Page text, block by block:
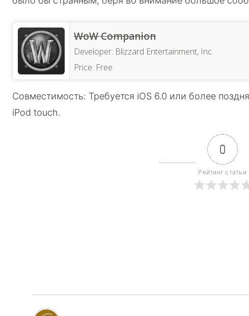
‎WoW Companion
Developer: Blizzard Entertainment, Inc.
Price: Free
Совместимость: Требуется iOS 6.0 или более
iPod touch.
0
Рейтинг статьи